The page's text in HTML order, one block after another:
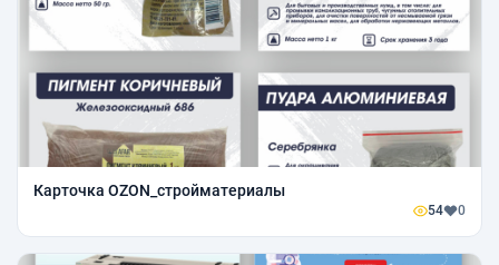
Карточка OZON_стройматериалы
54 0